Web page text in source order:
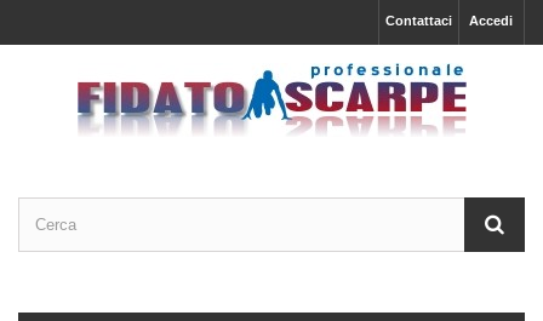
Accedi
Contattaci